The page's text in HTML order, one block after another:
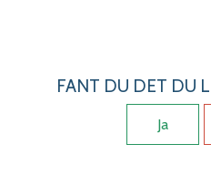
FANT DU DET DU
Ja